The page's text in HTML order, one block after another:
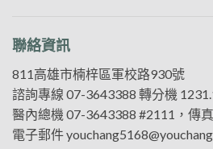
聯絡資訊
811高雄市楠梓區軍校路930號
諮詢專線 07-3643388 轉分機
醫內總機 07-3643388 #2111，傳
電子郵件